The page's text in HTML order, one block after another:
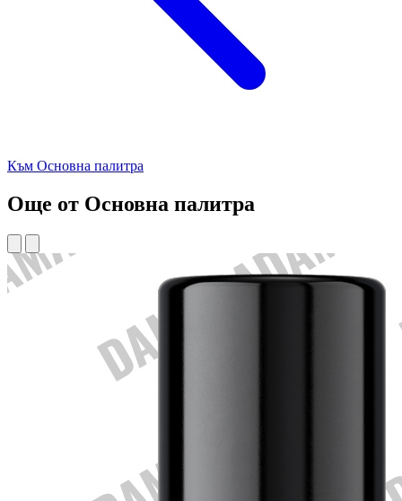
Към Основна палитра
Още от Основна палитра